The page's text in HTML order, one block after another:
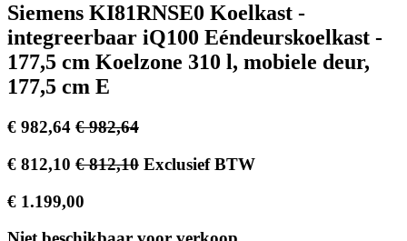
Siemens KI81RNSE0 Koelkast -
integreerbaar iQ100 Eéndeurskoelkast -
177,5 cm Koelzone 310 l, mobiele deur,
177,5 cm E
€ 982,64 €982,64
€ 812,10 €812,10 Exclusief BTW
€ 1.199,00